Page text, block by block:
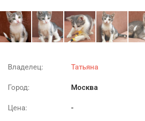
Владелец: Татьяна
Город: Москва
Цена: -